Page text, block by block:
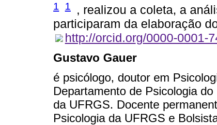
1 1
, realizou a coleta, a
participaram da elaboração
http://orcid.org/0000-0001-
Gustavo Gauer
é psicólogo, doutor em
Departamento de Psicologia
da UFRGS. Docente
Psicologia da UFRGS e